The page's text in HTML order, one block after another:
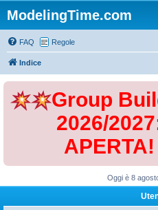
ModelingTime.com
FAQ Regole
Indice
Group
2026/
APERTA!
Oggi è 8